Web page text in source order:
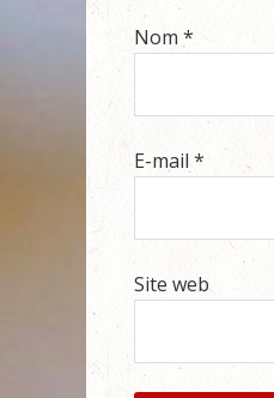
Nom *
E-mail *
Site web